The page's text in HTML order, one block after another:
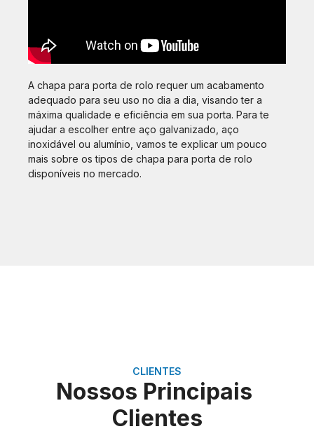
A chapa para porta de rolo requer um acabamento
adequado para seu uso no dia a dia, visando ter a
máxima qualidade e eficiência em sua porta. Para te
ajudar a escolher entre aço galvanizado, aço
inoxidável ou alumínio, vamos te explicar um pouco
mais sobre os tipos de chapa para porta de rolo
disponíveis no mercado.
CLIENTES
Nossos Principais
Clientes